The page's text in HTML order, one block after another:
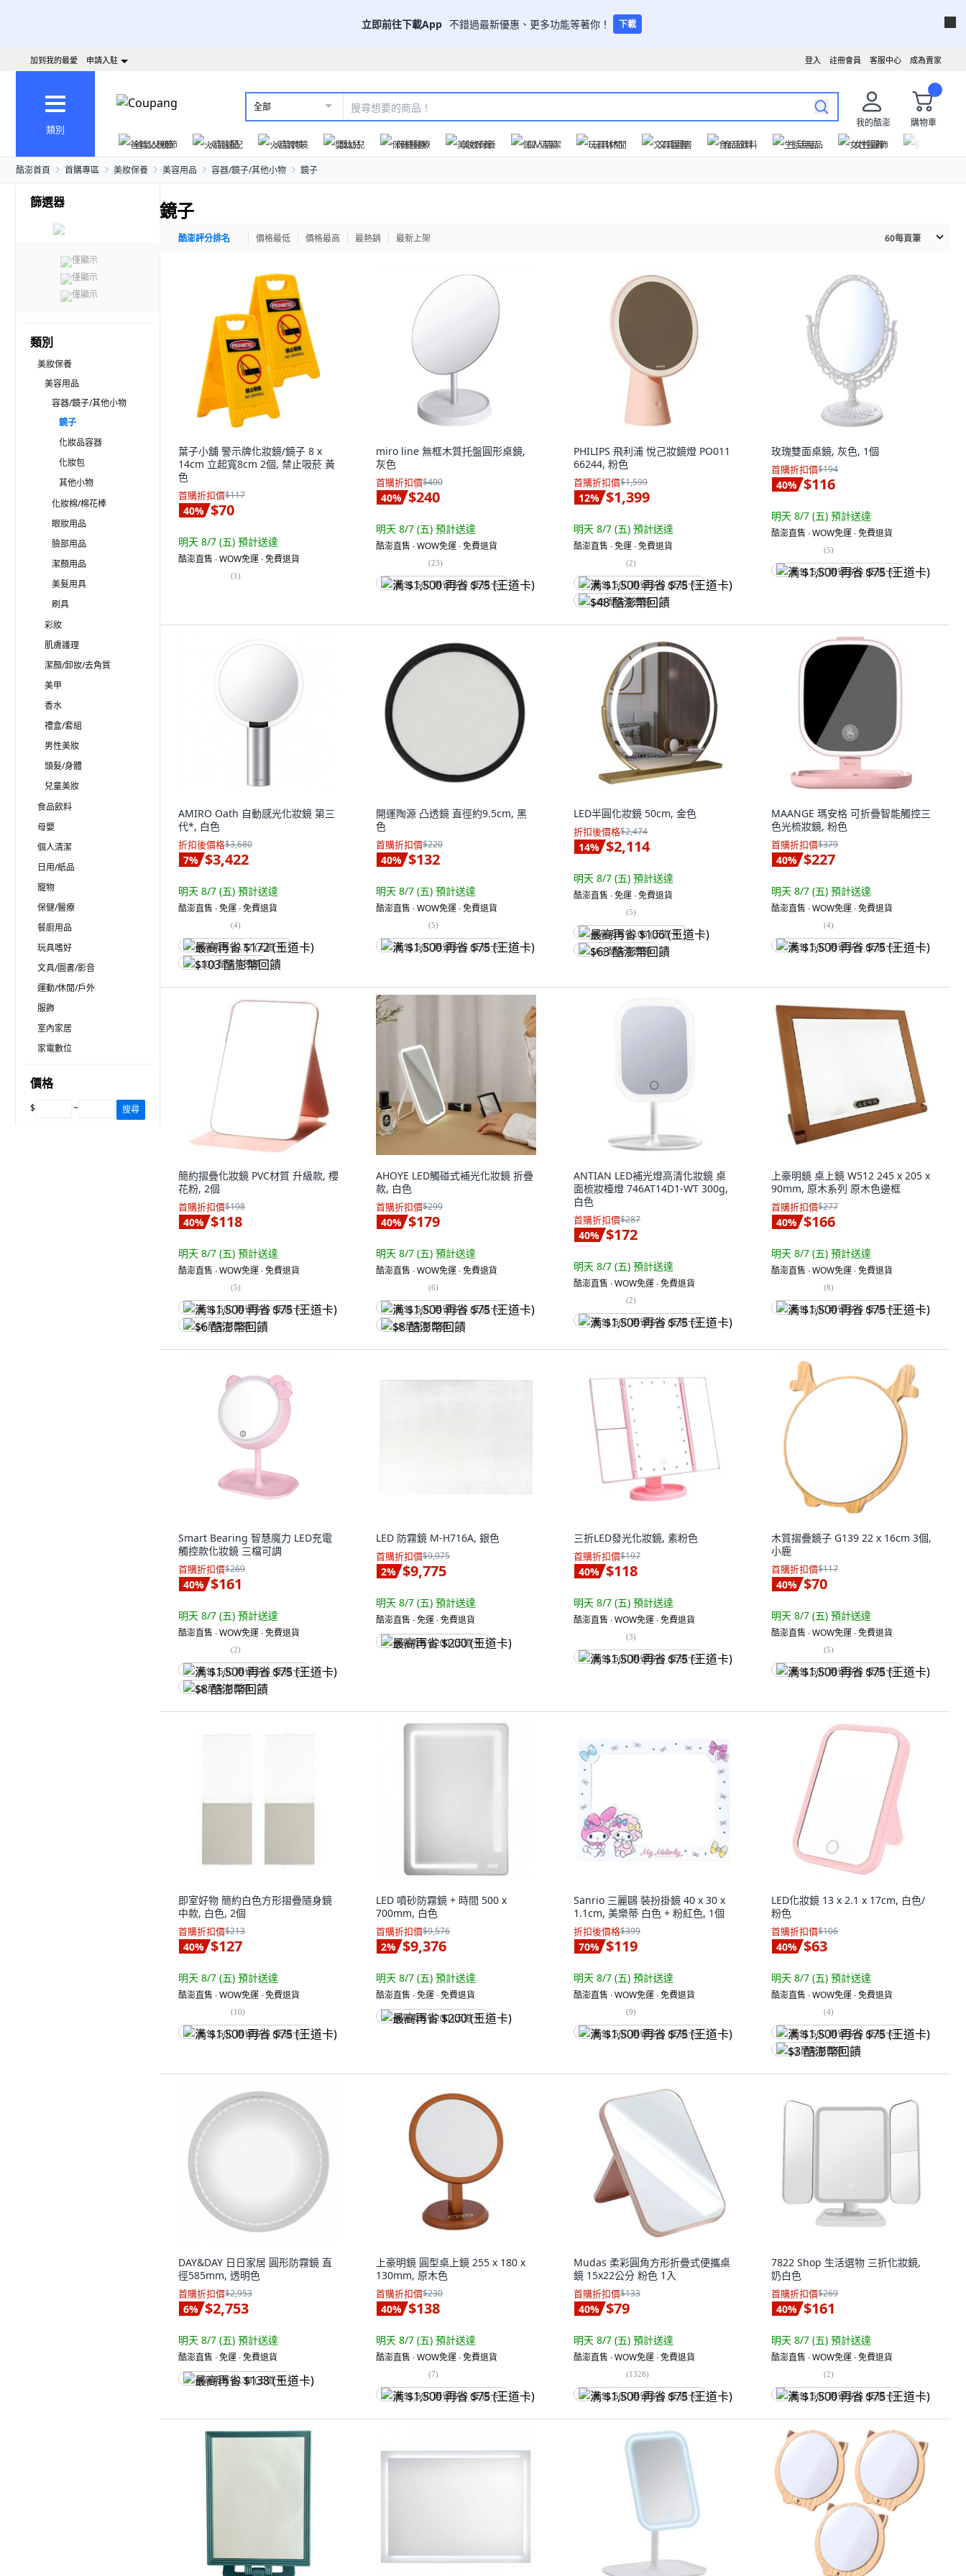
立即前往下載App 不錯過最新優惠、更多功能等著你！ 下載
成為賣家
客服中心
註冊會員
登入
加到我的最愛 申請入駐
類別
全部
我的酷澎
購物車
爸氣父親節
火箭速配 火箭跨境 嬰幼兒 保健醫療 美妝保養 個人清潔 玩具休閒 文具圖書 食品飲料 生活用品 女性服飾
酷澎首頁 首購專區 美妝保養 美容用品 容器/鏡子/其他小物 鏡子
篩選器
僅顯示
僅顯示
僅顯示
類別
美妝保養
美容用品
容器/鏡子/其他小物
鏡子
化妝品容器
化妝包
其他小物
化妝棉/棉花棒
眼妝用品
臉部用品
潔顏用品
美髮用具
刷具
彩妝
肌膚護理
潔顏/卸妝/去角質
美甲
香水
禮盒/套組
男性美妝
頭髮/身體
兒童美妝
食品飲料
母嬰
個人清潔
日用/紙品
寵物
保健/醫療
餐廚用品
玩具嗜好
文具/圖書/影音
運動/休閒/戶外
服飾
室內家居
家電數位
價格
$ ~ 搜尋
鏡子
酷澎評分排名 價格最低 價格最高 最熱銷 最新上架 60每頁筆
葉子小舖 警示牌化妝鏡/鏡子 8 x
14cm 立起寬8cm 2個, 禁止吸菸 黃
色
首購折扣價$117
40% $70
明天 8/7 (五) 預計送達
酷澎直售 ∙ WOW免運 ∙ 免費退貨
(1)
miro line 無框木質托盤圓形桌鏡,
灰色
首購折扣價$400
40% $240
明天 8/7 (五) 預計送達
酷澎直售 ∙ WOW免運 ∙ 免費退貨
(23)
满 $1,500 再省 $75 (王道卡)
PHILIPS 飛利浦 悅己妝鏡燈 PO011
66244, 粉色
首購折扣價$1,599
12% $1,399
明天 8/7 (五) 預計送達
酷澎直售 ∙ 免運 ∙ 免費退貨
(2)
满 $1,500 再省 $75 (王道卡)
$48 酷澎幣回饋
玫瑰雙面桌鏡, 灰色, 1個
首購折扣價$194
40% $116
明天 8/7 (五) 預計送達
酷澎直售 ∙ WOW免運 ∙ 免費退貨
(5)
满 $1,500 再省 $75 (王道卡)
AMIRO Oath 自動感光化妝鏡 第三
代*, 白色
折扣後價格$3,680
7% $3,422
明天 8/7 (五) 預計送達
酷澎直售 ∙ 免運 ∙ 免費退貨
(4)
最高再省 $172 (王道卡)
$103 酷澎幣回饋
開運陶源 凸透鏡 直徑約9.5cm, 黑
色
首購折扣價$220
40% $132
明天 8/7 (五) 預計送達
酷澎直售 ∙ WOW免運 ∙ 免費退貨
(5)
满 $1,500 再省 $75 (王道卡)
LED半圓化妝鏡 50cm, 金色
折扣後價格$2,474
14% $2,114
明天 8/7 (五) 預計送達
酷澎直售 ∙ 免運 ∙ 免費退貨
(5)
最高再省 $106 (王道卡)
$63 酷澎幣回饋
MAANGE 瑪安格 可折疊智能觸控三
色光梳妝鏡, 粉色
首購折扣價$379
40% $227
明天 8/7 (五) 預計送達
酷澎直售 ∙ WOW免運 ∙ 免費退貨
(4)
满 $1,500 再省 $75 (王道卡)
簡約摺疊化妝鏡 PVC材質 升級款, 櫻
花粉, 2個
首購折扣價$198
40% $118
明天 8/7 (五) 預計送達
酷澎直售 ∙ WOW免運 ∙ 免費退貨
(5)
满 $1,500 再省 $75 (王道卡)
$6 酷澎幣回饋
AHOYE LED觸碰式補光化妝鏡 折疊
款, 白色
首購折扣價$299
40% $179
明天 8/7 (五) 預計送達
酷澎直售 ∙ WOW免運 ∙ 免費退貨
(6)
满 $1,500 再省 $75 (王道卡)
$8 酷澎幣回饋
ANTIAN LED補光燈高清化妝鏡 桌
面梳妝檯燈 746AT14D1-WT 300g,
白色
首購折扣價$287
40% $172
明天 8/7 (五) 預計送達
酷澎直售 ∙ WOW免運 ∙ 免費退貨
(2)
满 $1,500 再省 $75 (王道卡)
上豪明鏡 桌上鏡 W512 245 x 205 x
90mm, 原木系列 原木色邊框
首購折扣價$277
40% $166
明天 8/7 (五) 預計送達
酷澎直售 ∙ WOW免運 ∙ 免費退貨
(8)
满 $1,500 再省 $75 (王道卡)
Smart Bearing 智慧魔力 LED充電
觸控款化妝鏡 三檔可調
首購折扣價$269
40% $161
明天 8/7 (五) 預計送達
酷澎直售 ∙ WOW免運 ∙ 免費退貨
(2)
满 $1,500 再省 $75 (王道卡)
$8 酷澎幣回饋
LED 防霧鏡 M-H716A, 銀色
首購折扣價$9,975
2% $9,775
明天 8/7 (五) 預計送達
酷澎直售 ∙ 免運 ∙ 免費退貨
最高再省 $200 (王道卡)
三折LED發光化妝鏡, 素粉色
首購折扣價$197
40% $118
明天 8/7 (五) 預計送達
酷澎直售 ∙ WOW免運 ∙ 免費退貨
(3)
满 $1,500 再省 $75 (王道卡)
木質摺疊鏡子 G139 22 x 16cm 3個,
小鹿
首購折扣價$117
40% $70
明天 8/7 (五) 預計送達
酷澎直售 ∙ WOW免運 ∙ 免費退貨
(5)
满 $1,500 再省 $75 (王道卡)
即室好物 簡約白色方形摺疊隨身鏡
中款, 白色, 2個
首購折扣價$213
40% $127
明天 8/7 (五) 預計送達
酷澎直售 ∙ WOW免運 ∙ 免費退貨
(10)
满 $1,500 再省 $75 (王道卡)
LED 噴砂防霧鏡 + 時間 500 x
700mm, 白色
首購折扣價$9,576
2% $9,376
明天 8/7 (五) 預計送達
酷澎直售 ∙ 免運 ∙ 免費退貨
最高再省 $200 (王道卡)
Sanrio 三麗鷗 裝扮掛鏡 40 x 30 x
1.1cm, 美樂蒂 白色 + 粉紅色, 1個
折扣後價格$399
70% $119
明天 8/7 (五) 預計送達
酷澎直售 ∙ WOW免運 ∙ 免費退貨
(9)
满 $1,500 再省 $75 (王道卡)
LED化妝鏡 13 x 2.1 x 17cm, 白色/
粉色
首購折扣價$106
40% $63
明天 8/7 (五) 預計送達
酷澎直售 ∙ WOW免運 ∙ 免費退貨
(4)
满 $1,500 再省 $75 (王道卡)
$3 酷澎幣回饋
DAY&DAY 日日家居 圓形防霧鏡 直
徑585mm, 透明色
首購折扣價$2,953
6% $2,753
明天 8/7 (五) 預計送達
酷澎直售 ∙ 免運 ∙ 免費退貨
最高再省 $138 (王道卡)
上豪明鏡 圓型桌上鏡 255 x 180 x
130mm, 原木色
首購折扣價$230
40% $138
明天 8/7 (五) 預計送達
酷澎直售 ∙ WOW免運 ∙ 免費退貨
(7)
满 $1,500 再省 $75 (王道卡)
Mudas 柔彩圓角方形折疊式便攜桌
鏡 15x22公分 粉色 1入
首購折扣價$133
40% $79
明天 8/7 (五) 預計送達
酷澎直售 ∙ WOW免運 ∙ 免費退貨
(1328)
满 $1,500 再省 $75 (王道卡)
7822 Shop 生活選物 三折化妝鏡,
奶白色
首購折扣價$269
40% $161
明天 8/7 (五) 預計送達
酷澎直售 ∙ WOW免運 ∙ 免費退貨
(2)
满 $1,500 再省 $75 (王道卡)